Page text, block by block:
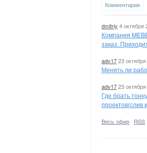
Комментарии
dmitriy 4 октября
Компания
заказ.
adv1723
Менять ли
adv1723
Где брать
проектов(слив
Весь эфир · RSS